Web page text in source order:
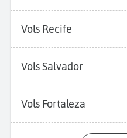
Vols Recife
Vols Salvador
Vols Fortaleza